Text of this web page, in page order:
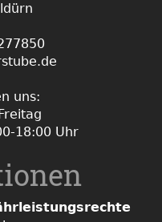
uns:
18:00 Uhr